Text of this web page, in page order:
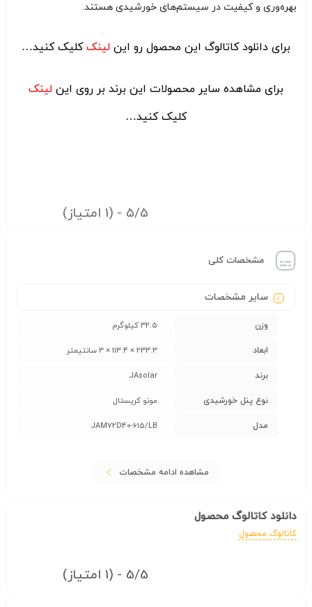
بهره‌وری و کیفیت در سیستم‌های خورشیدی هستند.
برای دانلود کاتالوگ این محصول رو این لینککلیک کنید…
برای مشاهده سایر محصولات این برند بر روی این لینک
کلیک کنید…
5/5 - (1 امتیاز)
مشخصات کلی
سایر مشخصات
وزن 32.5 کیلوگرم
ابعاد 233.3 × 113.4 × 3 سانتیمتر
برند JAsolar
نوع پنل خورشیدی مونو کریستال
مدل JAM72D40-615/LB
مشاهده ادامه مشخصات
دانلود کاتالوگ محصول
کاتالوگ محصول
5/5 - (1 امتیاز)